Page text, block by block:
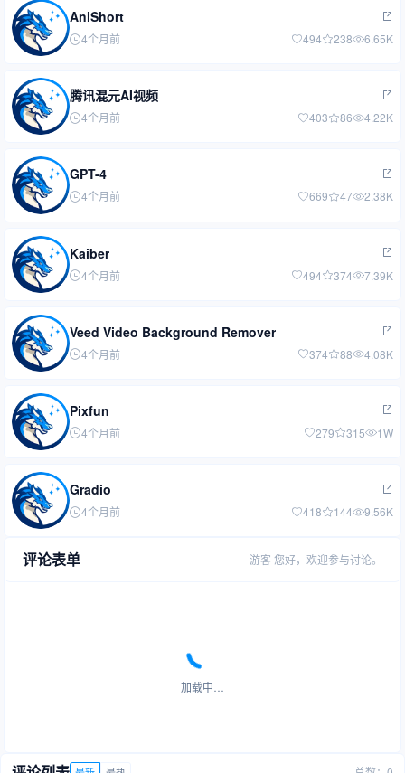
AniShort
4个月前 494 238 6.65K
腾讯混元AI视频
4个月前 403 86 4.22K
GPT-4
4个月前 669 47 2.38K
Kaiber
4个月前 494 374 7.39K
Veed Video Background Remover
4个月前 374 88 4.08K
Pixfun
4个月前 279 315 1W
Gradio
4个月前 418 144 9.56K
评论表单 游客 您好，欢迎参与讨论。
加载中…